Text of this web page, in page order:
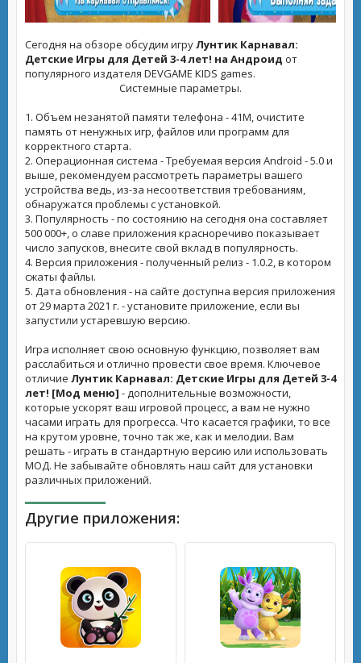
Сегодня на обзоре обсудим игруЛунтик Карнавал:
Детские Игры для Детей 3-4 лет! на Андроид от
популярного издателя DEVGAME KIDS games.
Системные параметры.
1. Объем незанятой памяти телефона - 41M, очистите
память от ненужных игр, файлов или программ для
корректного старта.
2. Операционная система - Требуемая версия Android - 5.0 и
выше, рекомендуем рассмотреть параметры вашего
устройства ведь, из-за несоответствия требованиям,
обнаружатся проблемы с установкой.
3. Популярность - по состоянию на сегодня она составляет
500 000+, о славе приложения красноречиво показывает
число запусков, внесите свой вклад в популярность.
4. Версия приложения - полученный релиз - 1.0.2, в котором
сжаты файлы.
5. Дата обновления - на сайте доступна версия приложения
от 29 марта 2021 г. - установите приложение, если вы
запустили устаревшую версию.
Игра исполняет свою основную функцию, позволяет вам
расслабиться и отлично провести свое время. Ключевое
отличие Лунтик Карнавал: Детские Игры для Детей 3-4
лет! [Мод меню] - дополнительные возможности,
которые ускорят ваш игровой процесс, а вам не нужно
часами играть для прогресса. Что касается графики, то все
на крутом уровне, точно так же, как и мелодии. Вам
решать - играть в стандартную версию или использовать
МОД. Не забывайте обновлять наш сайт для установки
различных приложений.
Другие приложения: